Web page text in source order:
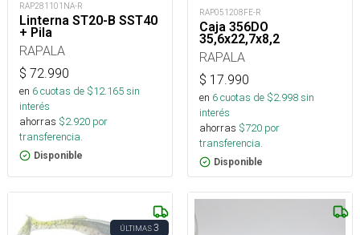
RAP281101NA-R
Linterna ST20-B SST40
+ Pila
RAPALA
$ 72.990
en 6cuotas de $12.165sin
interés
ahorras $2.920 por
transferencia.
Disponible
RAP051208FE-R
Caja 356DO
35,6x22,7x8,2
RAPALA
$ 17.990
en 6cuotas de $2.998sin
interés
ahorras $720 por
transferencia.
Disponible
ÚLTIMAS3